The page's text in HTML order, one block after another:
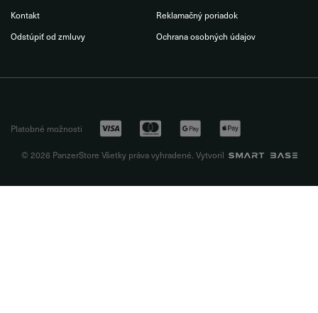
Kontakt
Odstúpiť od zmluvy
Reklamačný poriadok
Ochrana osobných údajov
© 2026 PanzerStore Všetky práva vyhradené. Vytvoril
Platobné možnosti